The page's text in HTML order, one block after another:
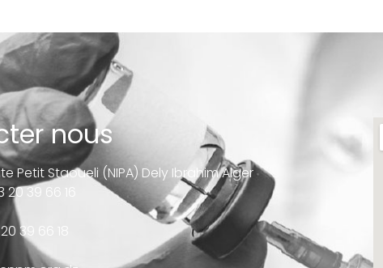
nous
Petit Staoueli (NIPA) Dely Ibrahim Alger
20 39 66 16
66 18